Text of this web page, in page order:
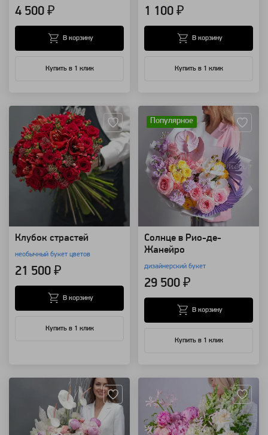
4 500 ₽
Купить в 1 клик
В корзину
1 100 ₽
Купить в 1 клик
В корзину
Клубок страстей
необычный букет цветов
21 500 ₽
Купить в 1 клик
В корзину
Популярное
Солнце в Рио-де-
Жанейро
дизайнерский букет
29 500 ₽
Купить в 1 клик
В корзину